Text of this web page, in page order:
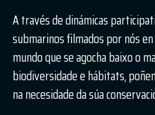
A través de dinámicas
submarinos filmados por nós
mundo que se agocha baixo o
biodiversidade e hábitats,
na necesidade da súa